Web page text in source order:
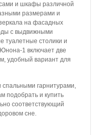
и шкафы различной
размерами и
на фасадных
с выдвижными
туалетные столики и
1 включает две
удобный вариант для
спальными гарнитурами,
подобрать и купить
соответствующий
сне.